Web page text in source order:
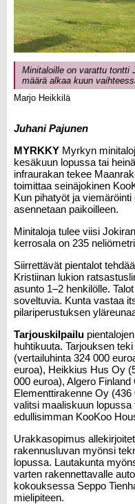
Minitaloille on varattu tontti
määrä alkaa kuun
Marjo Heikkilä
Juhani Pajunen
MYRKKY Myrkyn
kesäkuun lopussa tai
infraurakan tekee
toimittaa seinäjokinen
Kun pihatyöt ja
asennetaan paikoilleen.
Minitaloja tulee viisi
kerrosala on 235
Siirrettävät pientalot
Kristiinan lukion
asunto 1–2 henkilölle.
soveltuvia. Kunta vastaa
pilariperustuksen
Tarjouskilpailu
huhtikuuta. Tarjouksen
(vertailuhinta 324 000
euroa), Heikkius Hus Oy
000 euroa), Algero
Elementtirakenne Oy
valitsi maaliskuun
edullisimman KooKoo
Urakkasopimus
rakennusluvan myönsi
lopussa. Lautakunta
varten rakennettavalle
kokouksessa Seppo
mielipiteen.